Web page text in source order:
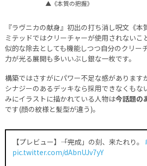
▲《本質の把握》
『ラヴニカの献身』初出の打ち消し呪文《本
ミテッドではクリーチャーが使用されないこ
似的な除去としても機能しつつ自分のクリー
力が光る展開も多いいぶし銀な一枚です。
構築ではさすがにパワー不足な感があります
シナジーのあるデッキなら採用できなくも
みにイラストに描かれている人物は今話題の
です(顔の紋様と髪型が違う)。
【プレビュー】――「完成」の刻、来たれり。
pic.twitter.com/dAbnUJv7yY